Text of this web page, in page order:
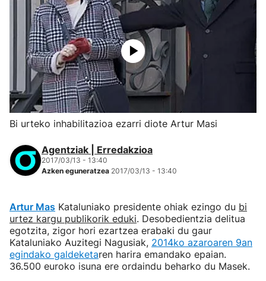
Bi urteko inhabilitazioa ezarri diote Artur Masi
Agentziak | Erredakzioa
2017/03/13 - 13:40
Azken eguneratzea 2017/03/13 - 13:40
Artur Mas Kataluniako presidente ohiak ezingo du bi
urtez kargu publikorik eduki. Desobedientzia delitua
egotzita, zigor hori ezartzea erabaki du gaur
Kataluniako Auzitegi Nagusiak, 2014ko azaroaren 9an
egindako galdeketaren harira emandako epaian.
36.500 euroko isuna ere ordaindu beharko du Masek.